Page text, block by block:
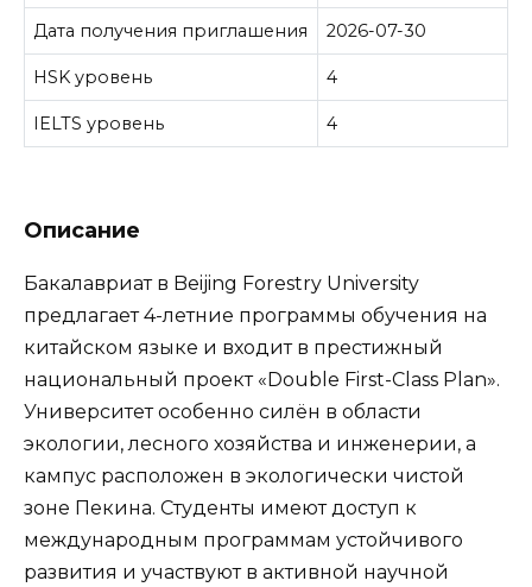
Дата получения приглашения 2026-07-30
HSK уровень 4
IELTS уровень 4
Описание
Бакалавриат в Beijing Forestry University
предлагает 4-летние программы обучения на
китайском языке и входит в престижный
национальный проект «Double First-Class Plan».
Университет особенно силён в области
экологии, лесного хозяйства и инженерии, а
кампус расположен в экологически чистой
зоне Пекина. Студенты имеют доступ к
международным программам устойчивого
развития и участвуют в активной научной